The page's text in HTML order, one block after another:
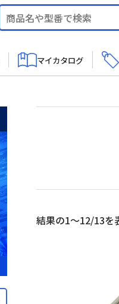
マイカタログ
結果の1～12/13を